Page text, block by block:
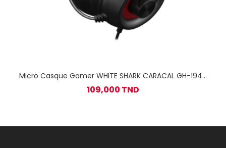
Micro Casque Gamer WHITE SHARK CARACAL GH-1949
/Noir
109,000 TND